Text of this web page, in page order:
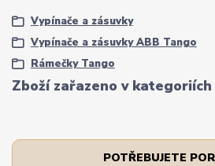
Zboží zařazeno v kategoriích
Vypínače a zásuvky
Vypínače a zásuvky ABB Tango
Rámečky Tango
POTŘEBUJETE